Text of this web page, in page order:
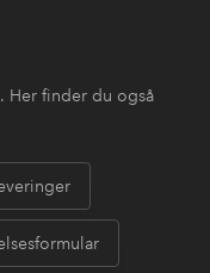
Her finder du også